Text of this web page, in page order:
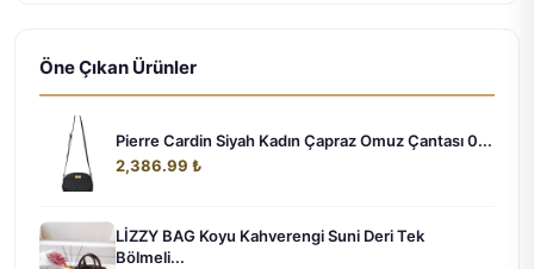
Öne Çıkan Ürünler
Pierre Cardin Siyah Kadın Çapraz Omuz Çantası 0...
2,386.99 ₺
LİZZY BAG Koyu Kahverengi Suni Deri Tek
Bölmeli...